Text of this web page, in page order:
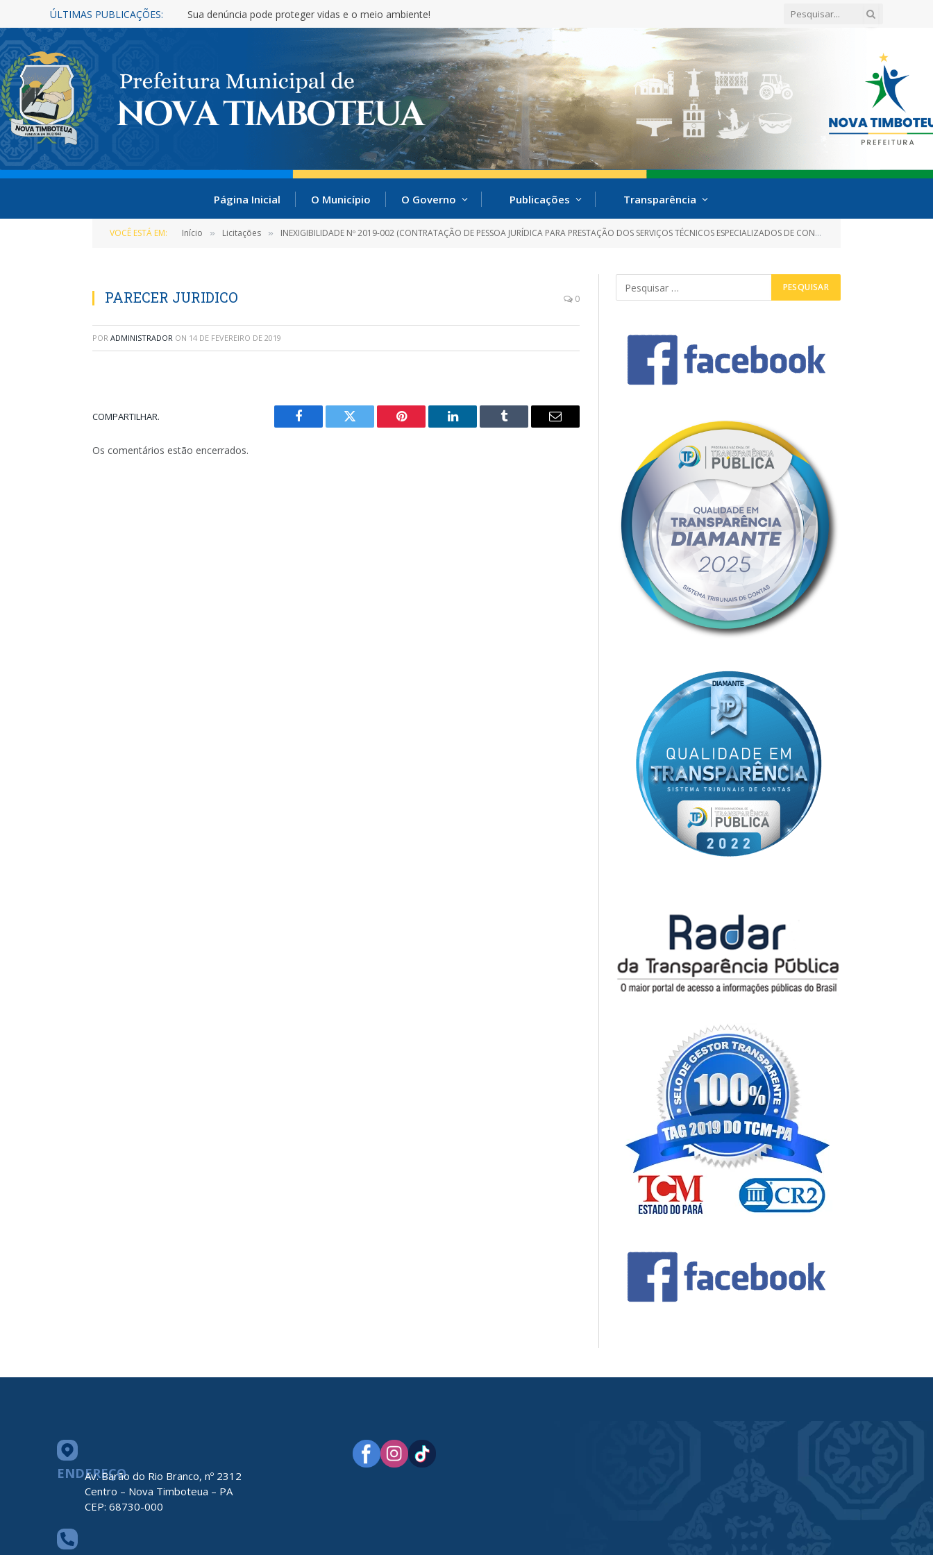
ÚLTIMAS PUBLICAÇÕES: Sua denúncia pode proteger vidas e o meio ambiente!
Página Inicial O Município O Governo Publicações Transparência
VOCÊ ESTÁ EM: Início » Licitações » INEXIGIBILIDADE Nº 2019-002 (CONTRATAÇÃO DE PESSOA JURÍDICA PARA PRESTAÇÃO DOS SERVIÇOS TÉCNICOS ESPECIALIZADOS DE CONSULTORIA E ASSESSORIA JURÍDICA)
PARECER JURIDICO 0
POR ADMINISTRADOR ON 14 DE FEVEREIRO DE 2019
COMPARTILHAR.
Facebook Twitter Pinterest LinkedIn Tumblr
E-
Os comentários estão encerrados.
ENDEREÇO
Av. Barão do Rio Branco, nº 2312
Centro – Nova Timboteua – PA
CEP: 68730-000